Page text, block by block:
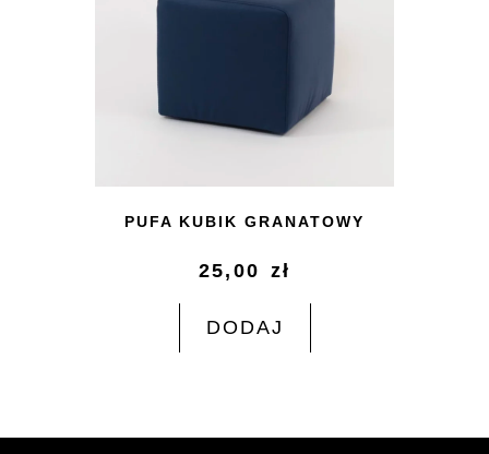
PUFA KUBIK GRANATOWY
25,00 zł
DODAJ